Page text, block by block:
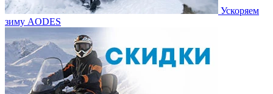
Ускоряем
зиму AODES